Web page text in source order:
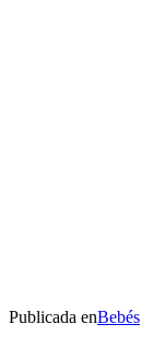
Publicada enBebés